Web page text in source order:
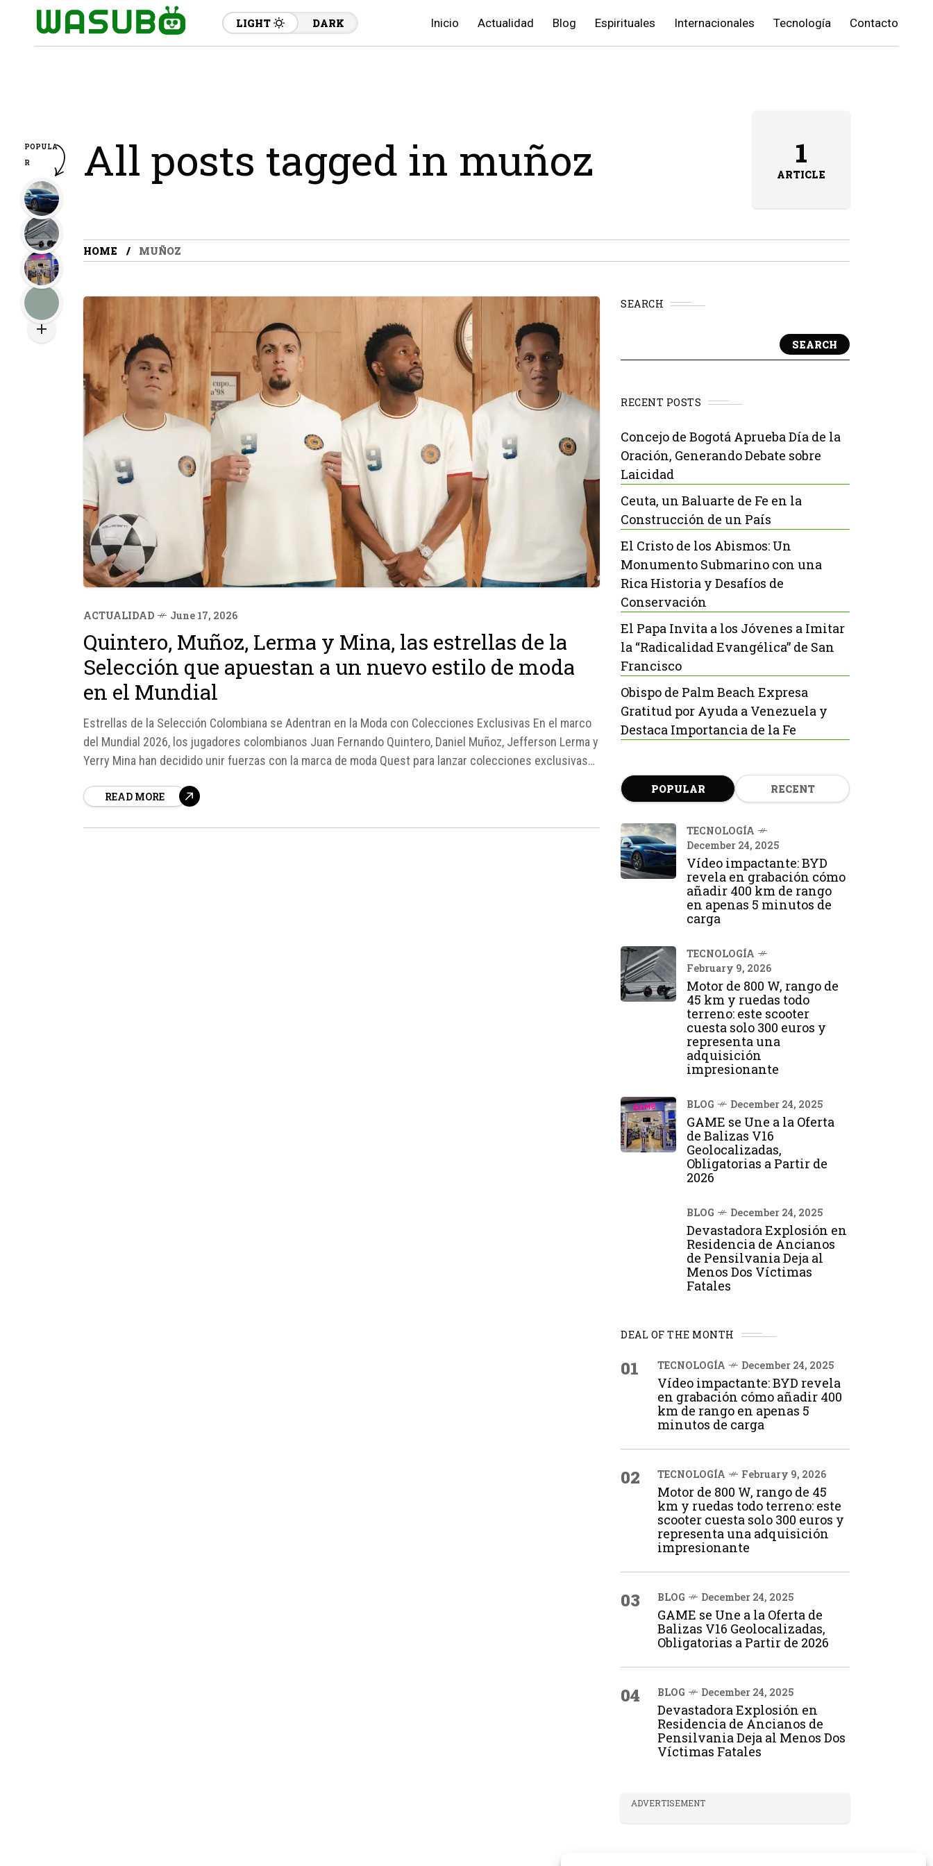
LIGHT DARK Inicio Actualidad Blog Espirituales Internacionales Tecnología Contacto
All posts tagged in muñoz 1
ARTICLE
HOME MUÑOZ
ACTUALIDAD June 17, 2026
Quintero, Muñoz, Lerma y Mina, las estrellas de la
Selección que apuestan a un nuevo estilo de moda
en el Mundial
Estrellas de la Selección Colombiana se Adentran en la Moda con Colecciones Exclusivas En el marco
del Mundial 2026, los jugadores colombianos Juan Fernando Quintero, Daniel Muñoz, Jefferson Lerma y
Yerry Mina han decidido unir fuerzas con la marca de moda Quest para lanzar colecciones exclusivas
READ MORE
SEARCH
SEARCH
RECENT POSTS
Concejo de Bogotá Aprueba Día de la
Oración, Generando Debate sobre
Laicidad
Ceuta, un Baluarte de Fe en la
Construcción de un País
El Cristo de los Abismos: Un
Monumento Submarino con una
Rica Historia y Desafíos de
Conservación
El Papa Invita a los Jóvenes a Imitar
la “Radicalidad Evangélica” de San
Francisco
Obispo de Palm Beach Expresa
Gratitud por Ayuda a Venezuela y
Destaca Importancia de la Fe
POPULAR RECENT
TECNOLOGÍA
December 24, 2025
Vídeo impactante: BYD
revela en grabación cómo
añadir 400 km de rango
en apenas 5 minutos de
carga
TECNOLOGÍA
February 9, 2026
Motor de 800 W, rango de
45 km y ruedas todo
terreno: este scooter
cuesta solo 300 euros y
representa una
adquisición
impresionante
BLOG December 24, 2025
GAME se Une a la Oferta
de Balizas V16
Geolocalizadas,
Obligatorias a Partir de
2026
BLOG December 24, 2025
Devastadora Explosión en
Residencia de Ancianos
de Pensilvania Deja al
Menos Dos Víctimas
Fatales
DEAL OF THE MONTH
01 TECNOLOGÍA December 24, 2025
Vídeo impactante: BYD revela
en grabación cómo añadir 400
km de rango en apenas 5
minutos de carga
02 TECNOLOGÍA February 9, 2026
Motor de 800 W, rango de 45
km y ruedas todo terreno: este
scooter cuesta solo 300 euros y
representa una adquisición
impresionante
03 BLOG December 24, 2025
GAME se Une a la Oferta de
Balizas V16 Geolocalizadas,
Obligatorias a Partir de 2026
04 BLOG December 24, 2025
Devastadora Explosión en
Residencia de Ancianos de
Pensilvania Deja al Menos Dos
Víctimas Fatales
ADVERTISEMENT
POPULA
R